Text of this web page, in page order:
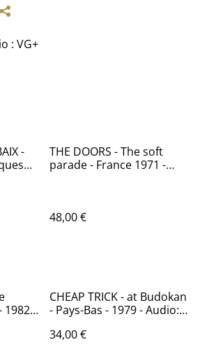
: VG+
-
XBLY
THE DOORS - The soft
parade - France 1971 -
48,00 €
1982 -
CHEAP TRICK - at Budokan
- Pays-Bas - 1979 - Audio:
34,00 €